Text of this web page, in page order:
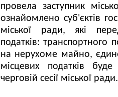
провела заступник
ознайомлено суб'єктів
міської ради, які
податків: транспортного
на нерухоме майно,
місцевих податків
черговій сесії міської